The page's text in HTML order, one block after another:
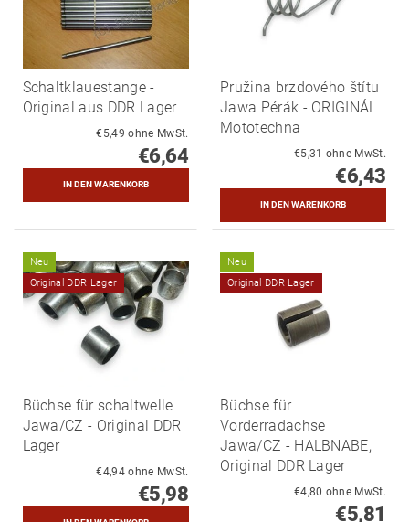
Schaltklauestange -
Original aus DDR Lager
€5,49 ohne MwSt.
€6,64
Pružina brzdového štítu
Jawa Pérák - ORIGINÁL
Mototechna
€5,31 ohne MwSt.
€6,43
Neu
Original DDR Lager
Büchse für schaltwelle
Jawa/CZ - Original DDR
Lager
€4,94 ohne MwSt.
€5,98
Neu
Original DDR Lager
Büchse für
Vorderradachse
Jawa/CZ - HALBNABE,
Original DDR Lager
€4,80 ohne MwSt.
€5,81